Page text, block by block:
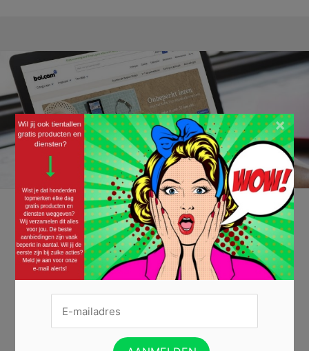
Maak kans op een bol.com cadeaukaart t.w.v.
€ 150
24/05/2021 ·GRATIS GELD, GRATIS SHOPPEN
Of je nu op zoek bent naar een cadeau of zelf nog iets nodig hebt,
gevraagd om mee te doen met het Nationaal Onderzoek over
Duurzaamheid. Als dank voor jouw deelname ding...Lees verder »
×